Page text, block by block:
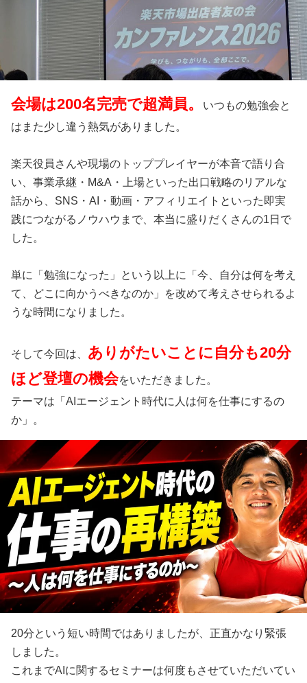
会場は200名完売で超満員。
いつもの勉強会と
はまた少し違う熱気がありました。
楽天役員さんや現場のトッププレイヤーが本音で語り合
い、事業承継・M&A・上場といった出口戦略のリアルな
話から、SNS・AI・動画・アフィリエイトといった即実
践につながるノウハウまで、本当に盛りだくさんの1日で
した。
単に「勉強になった」という以上に「今、自分は何を考え
て、どこに向かうべきなのか」を改めて考えさせられるよ
うな時間になりました。
そして今回は、 ありがたいことに自分も20分
ほど登壇の機会をいただきました。
テーマは「AIエージェント時代に人は何を仕事にするの
か」。
20分という短い時間ではありましたが、正直かなり緊張
しました。
これまでAIに関するセミナーは何度もさせていただいてい